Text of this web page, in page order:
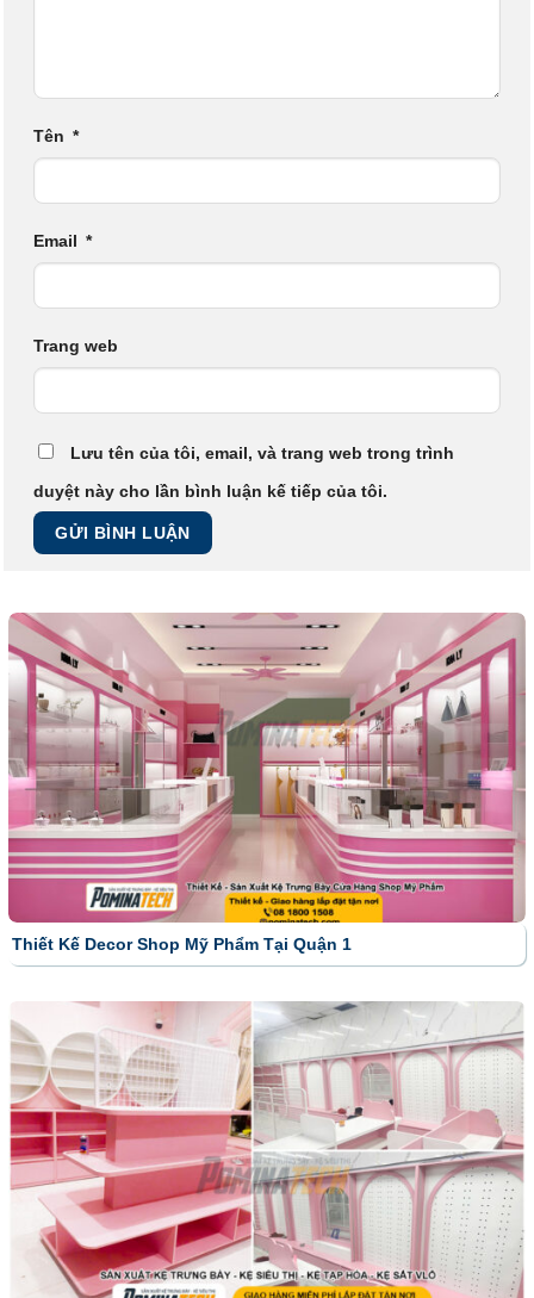
Tên *
Email *
Trang web
Lưu tên của tôi, email, và trang web trong trình
duyệt này cho lần bình luận kế tiếp của tôi.
Thiết Kế Decor Shop Mỹ Phẩm Tại Quận 1